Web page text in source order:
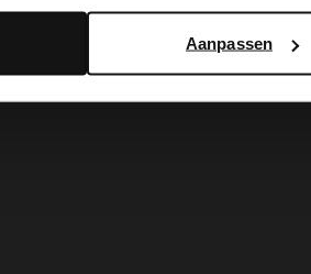
Aanpassen